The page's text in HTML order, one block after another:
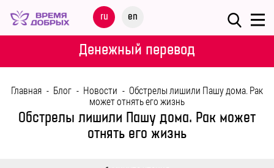
ru en
Меню
НАШИ
ДЕТИ
Денежный перевод
Главная - Блог - Новости - Обстрелы лишили Пашу дома. Рак
может отнять его жизнь
Обстрелы лишили Пашу дома. Рак может
отнять его жизнь